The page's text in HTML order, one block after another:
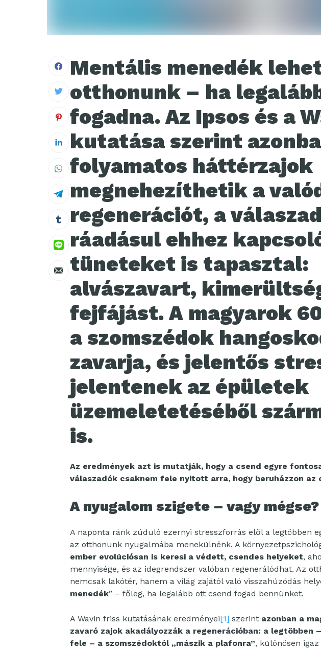
Mentális menedék
otthonunk – ha
fogadna. Az Ipsos és a
kutatása szerint
folyamatos háttérzajok
megnehezíthetik a
regenerációt, a
ráadásul ehhez
tüneteket is tapasztal:
alvászavart,
fejfájást. A magyarok
a szomszédok
zavarja, és jelentős
jelentenek az épületek
üzemeletetéséből
is.
Az eredmények azt is mutatják, hogy a csend egyre
válaszadók csaknem fele nyitott arra, hogy beruházzon az
A nyugalom szigete – vagy mégse?
A naponta ránk zúduló ezernyi stresszforrás elől a legtöbben
az otthonunk nyugalmába menekülnénk. A
ember evolúciósan is keresi a védett, csendes helyeket,
mennyisége, és az idegrendszer valóban regenerálódhat. Az
nemcsak lakótér, hanem a világ zajától való visszahúzódás
menedék” – főleg, ha legalább ott csend fogad bennünket.
A Wavin friss kutatásának eredményei[1] szerint azonban a
zavaró zajok akadályozzák a regenerációban: a legtöbben
fele – a szomszédoktól „mászik a plafonra”, különösen